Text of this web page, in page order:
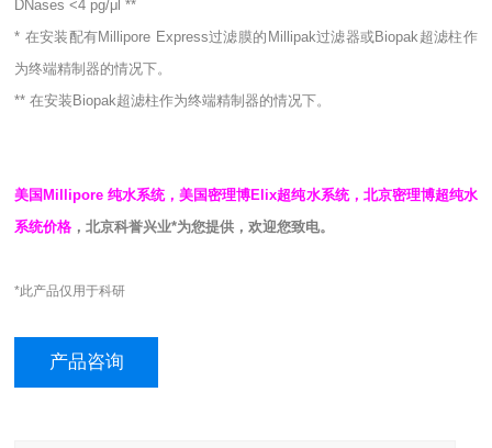
DNases <4 pg/μl **
* 在安装配有Millipore Express过滤膜的Millipak过滤器或Biopak超滤柱作
为终端精制器的情况下。
** 在安装Biopak超滤柱作为终端精制器的情况下。
美国Millipore 纯水系统，美国密理博Elix超纯水系统，北京密理博超纯水
系统价格 ，北京科誉兴业*为您提供，欢迎您致电。
*此产品仅用于科研
产品咨询